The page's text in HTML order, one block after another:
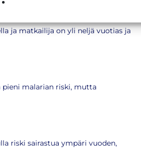
ja matkailija on yli neljä vuotias ja
pieni malarian riski, mutta
riski sairastua ympäri vuoden,